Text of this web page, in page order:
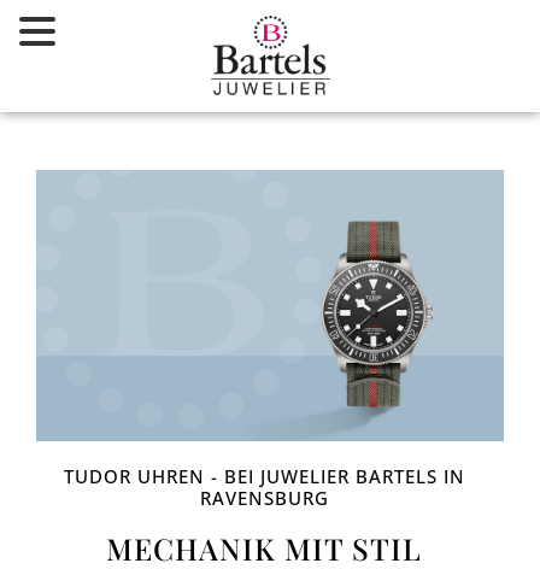
Inhalt
TUDOR UHREN - BEI JUWELIER BARTELS IN
RAVENSBURG
MECHANIK MIT STIL